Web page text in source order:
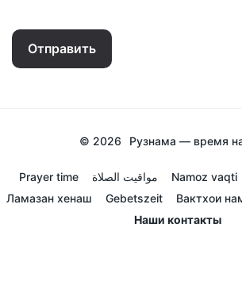
Отправить
© 2026 Рузнама — время
Prayer time مواقيت الصلاة Namoz vaqti
Ламазан хенаш
Gebetszeit Вактхои
Наши контакты